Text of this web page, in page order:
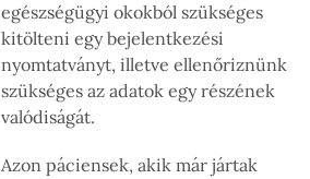
egészségügyi okokból szükséges
kitölteni egy bejelentkezési
nyomtatványt, illetve ellenőriznünk
szükséges az adatok egy részének
valódiságát.
Azon páciensek, akik már jártak